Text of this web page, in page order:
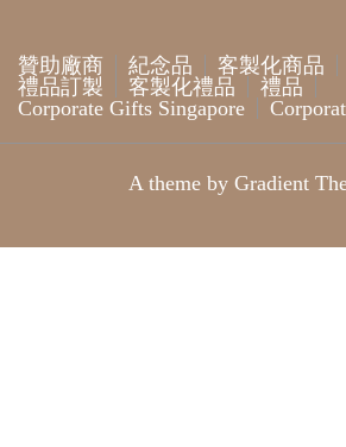
贊助廠商 紀念品 客製化商品
禮品訂製
客製化禮品
禮品
Corporate Gifts Singapore
A theme by Gradient